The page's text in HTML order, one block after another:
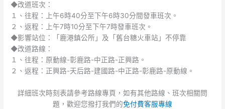
◆改道班次：
１、往程：上午6時40分至下午6時30分間發車班次。
２、返程：上午7時10分至下午7時發車班次。
◆影響站位：「鹿港鎮公所」及「舊台糖火車站」不停靠
◆改道路線：
１、往程：原動線-彰鹿路-中正路-正興路。
２、返程：正興路-天后路-建國路-中正路-彰鹿路-原動線。
詳細班次時刻表請參考路線專頁，如有其他路線、班次相關問
題，歡迎您撥打我們的免付費客服專線